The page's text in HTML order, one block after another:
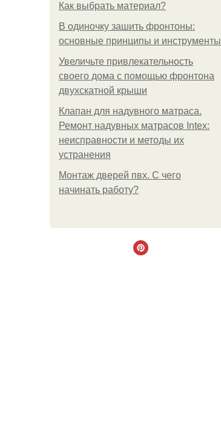
Как выбрать материал?
В одиночку зашить фронтоны:
основные принципы и инструменты
Увеличьте привлекательность
своего дома с помощью фронтона
двухскатной крыши
Клапан для надувного матраса.
Ремонт надувных матрасов Intex:
неисправности и методы их
устранения
Монтаж дверей пвх. С чего
начинать работу?